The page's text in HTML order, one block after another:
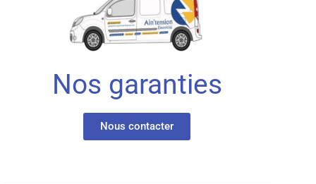
Nos garanties
Nous contacter